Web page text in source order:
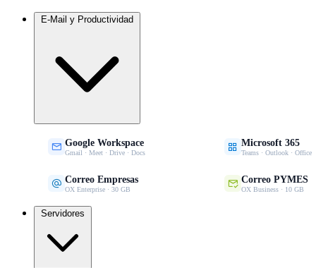
E-Mail y Productividad
 Google Workspace
Gmail · Meet · Drive · Docs  Microsoft 365
Teams · Outlook · Office
 Correo Empresas
OX Enterprise · 30 GB  Correo PYMES
OX Business · 10 GB
Servidores